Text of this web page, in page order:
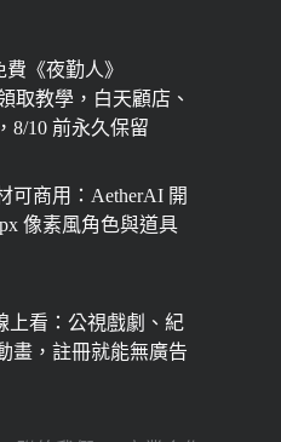
費《夜勤人》
取教學，白天顧店、
8/10 前永久保留
可商用：AetherAI 開
像素風角色與道具
上看：公視戲劇、紀
畫，註冊就能無廣告